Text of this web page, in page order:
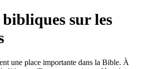
bibliques sur les
une place importante dans la Bible. À